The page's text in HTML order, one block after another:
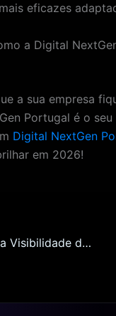
eficazes
a Digital
a sua empresa
Portugal é o
Digital NextGen
em 2026!
Como Aumentar a Visibilidade do Seu Website em Viana do Castelo em 2026: Estratégias de SEO Local para Lojas Online